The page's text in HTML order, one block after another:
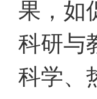
果，如
科研与
科学、